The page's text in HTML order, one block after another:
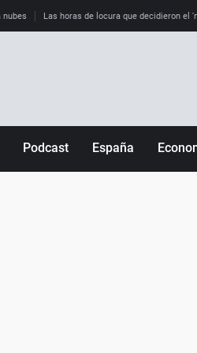
nubes Las horas de locura que decidieron el
Podcast España